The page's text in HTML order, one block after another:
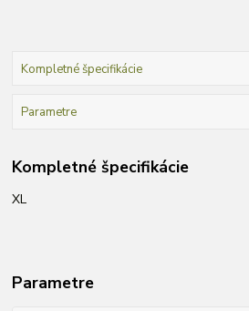
Kompletné špecifikácie
Parametre
Kompletné špecifikácie
XL
Parametre